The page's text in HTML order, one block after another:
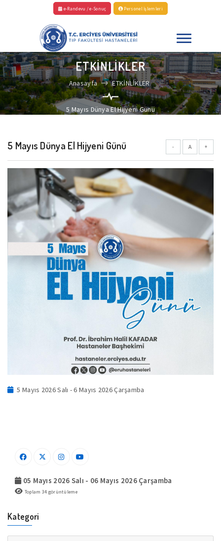
e-Randevu / e-Sonuç Personel İşlemleri
ETKİNLİKLER
Anasayfa ETKİNLİKLER
5 Mayıs Dünya El Hijyeni Günü
- A +
5 Mayıs Dünya El Hijyeni Günü
5 Mayıs 2026 Salı - 6 Mayıs 2026 Çarşamba
05 Mayıs 2026 Salı - 06 Mayıs 2026 Çarşamba
Toplam 34 görüntüleme
Kategori